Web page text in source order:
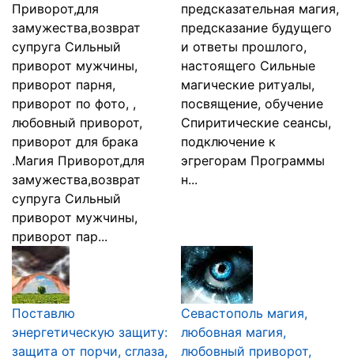
Приворот,для
замужества,возврат
супруга Сильный
приворот мужчины,
приворот парня,
приворот по фото, ,
любовный приворот,
приворот для брака
.Магия Приворот,для
замужества,возврат
супруга Сильный
приворот мужчины,
приворот пар...
предсказательная магия,
предсказание будущего
и ответы прошлого,
настоящего Сильные
магические ритуалы,
посвящение, обучение
Спиритические сеансы,
подключение к
эгрегорам Программы
н...
Поставлю
энергетическую защиту:
защита от порчи, сглаза,
Севастополь магия,
любовная магия,
любовный приворот,